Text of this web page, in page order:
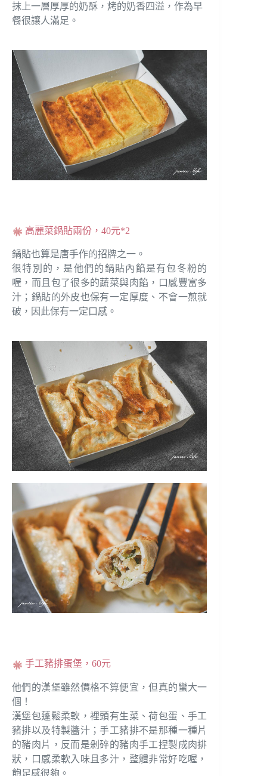
抹上一層厚厚的奶酥，烤的奶香四溢，作為早
餐很讓人滿足。
高麗菜鍋貼兩份，40元*2
鍋貼也算是唐手作的招牌之一。
很特別的，是他們的鍋貼內餡是有包冬粉的
喔，而且包了很多的蔬菜與肉餡，口感豐富多
汁；鍋貼的外皮也保有一定厚度、不會一煎就
破，因此保有一定口感。
手工豬排蛋堡，60元
他們的漢堡雖然價格不算便宜，但真的蠻大一
個！
漢堡包蓬鬆柔軟，裡頭有生菜、荷包蛋、手工
豬排以及特製醬汁；手工豬排不是那種一種片
的豬肉片，反而是剁碎的豬肉手工捏製成肉排
狀，口感柔軟入味且多汁，整體非常好吃喔，
飽足感很夠。